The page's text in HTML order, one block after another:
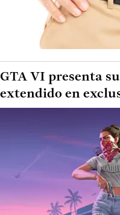
GTA VI presenta
extendido en